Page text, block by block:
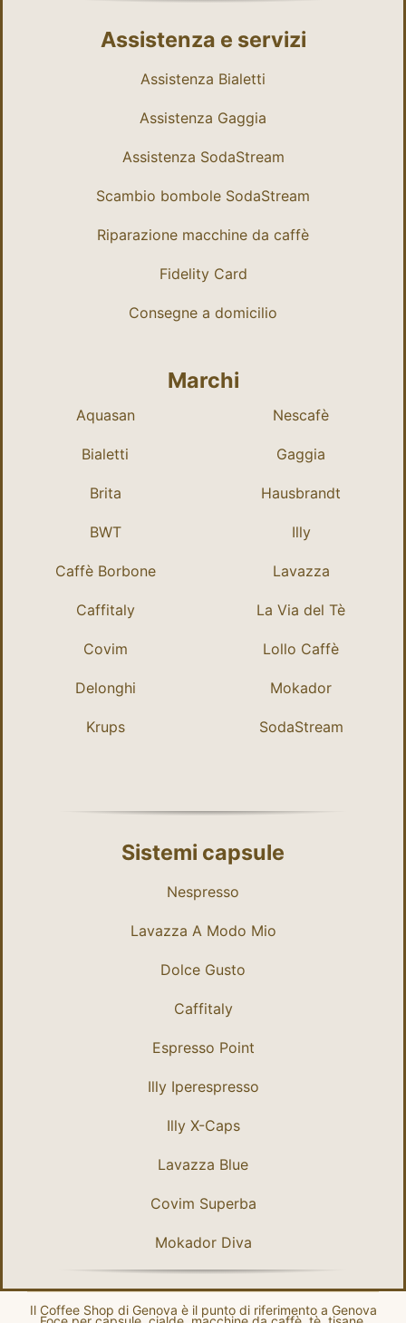
Assistenza e servizi
Assistenza Bialetti
Assistenza Gaggia
Assistenza SodaStream
Scambio bombole SodaStream
Riparazione macchine da caffè
Fidelity Card
Consegne a domicilio
Marchi
Aquasan
Bialetti
Brita
BWT
Caffè Borbone
Caffitaly
Covim
Delonghi
Krups
Nescafè
Gaggia
Hausbrandt
Illy
Lavazza
La Via del Tè
Lollo Caffè
Mokador
SodaStream
Sistemi capsule
Nespresso
Lavazza A Modo Mio
Dolce Gusto
Caffitaly
Espresso Point
Illy Iperespresso
Illy X-Caps
Lavazza Blue
Covim Superba
Mokador Diva
Il Coffee Shop di Genova è il punto di riferimento a Genova